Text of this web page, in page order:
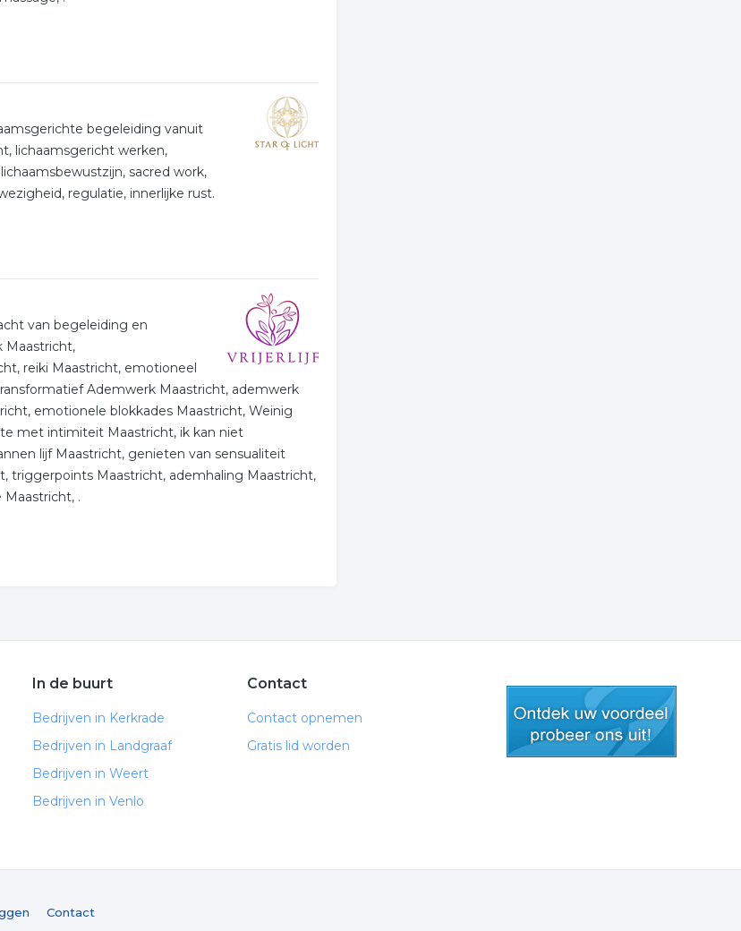
begeleiding vanuit
lichaamsgericht werken,
sacred work,
regulatie, innerlijke rust.
van begeleiding en
Maastricht,
reiki Maastricht, emotioneel
Ademwerk Maastricht, ademwerk
emotionele blokkades Maastricht, Weinig
met intimiteit Maastricht, ik kan niet
lijf Maastricht, genieten van sensualiteit
triggerpoints Maastricht, ademhaling Maastricht,
.
In de buurt
Bedrijven in Kerkrade
Bedrijven in Landgraaf
Bedrijven in Weert
Bedrijven in Venlo
Contact
Contact opnemen
Gratis lid worden
Contact